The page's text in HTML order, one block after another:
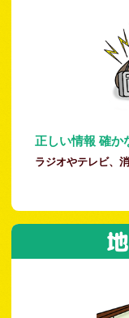
正しい情報 確か
ラジオやテレビ、